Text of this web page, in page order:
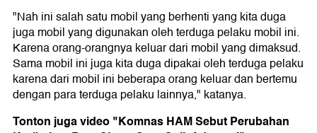
"Nah ini salah satu mobil yang berhenti yang kita duga
juga mobil yang digunakan oleh terduga pelaku mobil ini.
Karena orang-orangnya keluar dari mobil yang dimaksud.
Sama mobil ini juga kita duga dipakai oleh terduga pelaku
karena dari mobil ini beberapa orang keluar dan bertemu
dengan para terduga pelaku lainnya," katanya.
Tonton juga video "Komnas HAM Sebut Perubahan